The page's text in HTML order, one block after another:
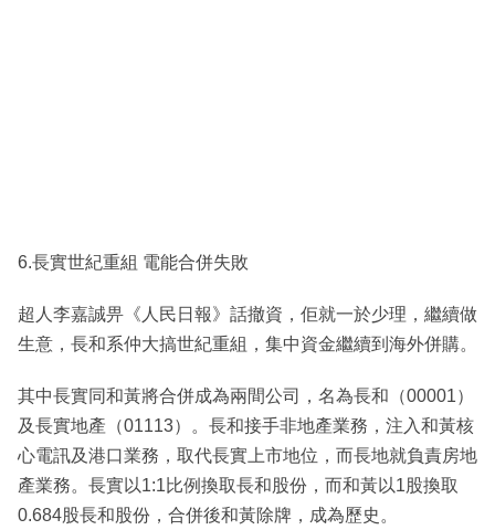
6.長實世紀重組 電能合併失敗
超人李嘉誠畀《人民日報》話撤資，佢就一於少理，繼續做
生意，長和系仲大搞世紀重組，集中資金繼續到海外併購。
其中長實同和黃將合併成為兩間公司，名為長和（00001）
及長實地產（01113）。長和接手非地產業務，注入和黃核
心電訊及港口業務，取代長實上市地位，而長地就負責房地
產業務。長實以1:1比例換取長和股份，而和黃以1股換取
0.684股長和股份，合併後和黃除牌，成為歷史。